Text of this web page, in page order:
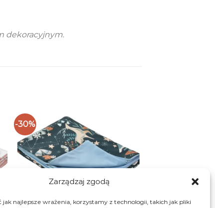
Zarządzaj zgodą
najlepsze wrażenia, korzystamy z technologii, takich jak pliki
dekoracyjnym.
-30%